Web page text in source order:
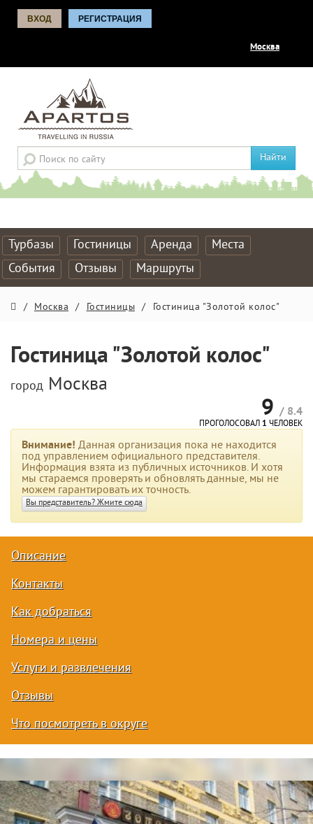
ВХОД РЕГИСТРАЦИЯ
Москва
Найти
Турбазы Гостиницы Аренда
Места
События
Отзывы Маршруты
/ Москва / Гостиницы / Гостиница "Золотой колос"
Гостиница "Золотой колос"
город Москва
9 / 8.4
ПРОГОЛОСОВАЛ 1 ЧЕЛОВЕК
Внимание! Данная организация пока не находится
под управлением официального представителя.
Информация взята из публичных источников. И хотя
мы стараемся проверять и обновлять данные, мы не
можем гарантировать их точность.
Вы представитель? Жмите сюда
Описание
Контакты
Как добраться
Номера и цены
Услуги и развлечения
Отзывы
Что посмотреть в округе